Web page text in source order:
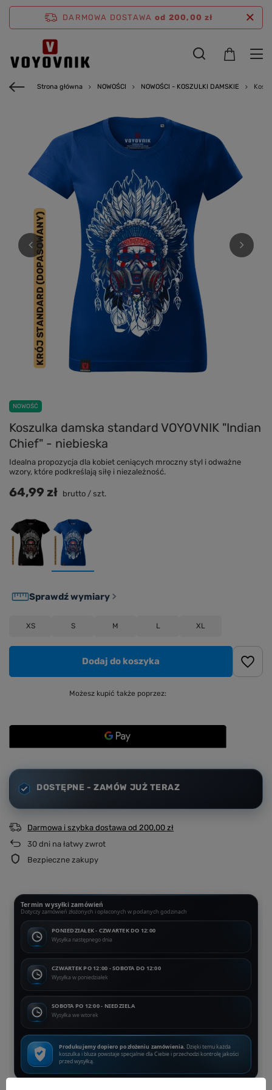
DARMOWA DOSTAWA od 200,00 zł
Strona główna NOWOŚCI NOWOŚCI - KOSZULKI DAMSKIE
NOWOŚĆ
Koszulka damska standard VOYOVNIK "Indian
Chief" - niebieska
Idealna propozycja dla kobiet ceniących mroczny styl i odważne
wzory, które podkreślają siłę i niezależność.
XS S M L XL
Sprawdź wymiary
64,99 zł brutto / szt.
Dodaj do koszyka
Możesz kupić także poprzez:
DOSTĘPNE - ZAMÓW JUŻ TERAZ
Darmowa i szybka dostawa od 200,00 zł
30 dni na łatwy zwrot
Bezpieczne zakupy
Termin wysyłki zamówień
Dotyczy zamówień złożonych i opłaconych w podanych godzinach
PONIEDZIAŁEK - CZWARTEK DO 12:00
Wysyłka następnego dnia
CZWARTEK PO 12:00 - SOBOTA DO 12:00
Wysyłka w poniedziałek
SOBOTA PO 12:00 - NIEDZIELA
Wysyłka we wtorek
Produkujemy dopiero po złożeniu zamówienia. Dzięki temu każda
koszulka i bluza powstaje specjalnie dla Ciebie i przechodzi kontrolę jakości
przed wysyłką.